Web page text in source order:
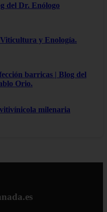
del Dr. Enólogo
y Enología.
barricas | Blog del
Orio.
milenaria